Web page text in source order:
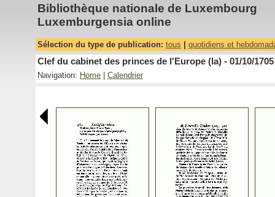
Bibliothèque nationale de Luxembourg
Luxemburgensia online
Sélection du type de publication: tous quotidiens et
Clef du cabinet des princes de l'Europe (la) - 01/10/1705
Navigation: Home Calendrier